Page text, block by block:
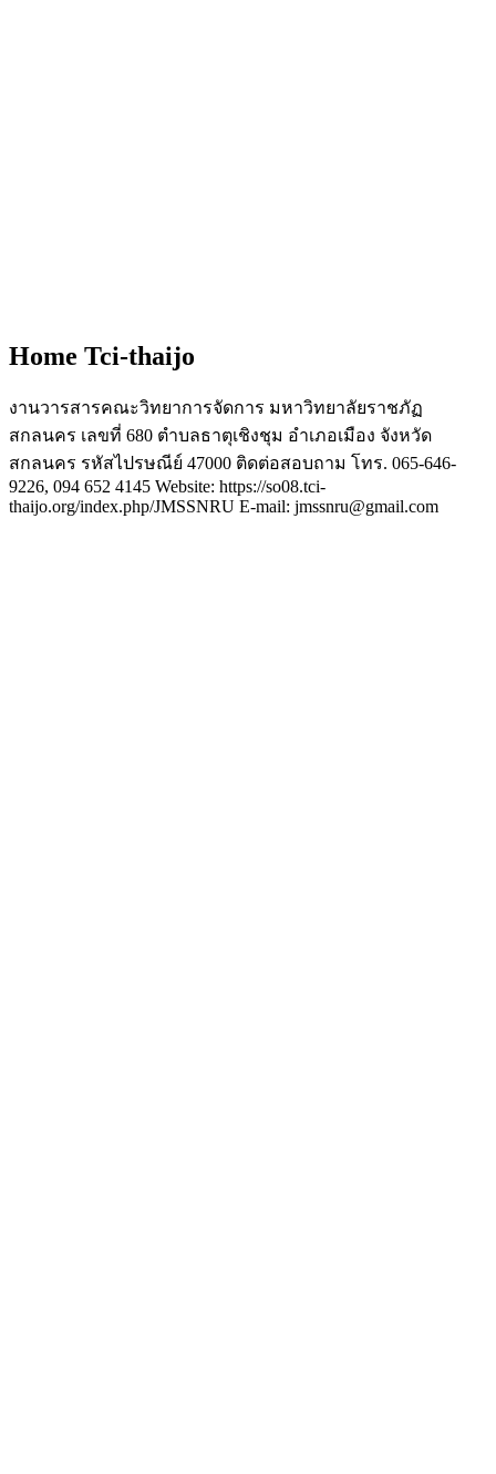
Home Tci-thaijo
งานวารสารคณะวิทยาการจัดการ มหาวิทยาลัยราชภัฏ
สกลนคร เลขที่ 680 ตำบลธาตุเชิงชุม อำเภอเมือง จังหวัด
สกลนคร รหัสไปรษณีย์ 47000 ติดต่อสอบถาม โทร. 065-646-
9226, 094 652 4145 Website: https://so08.tci-
thaijo.org/index.php/JMSSNRU E-mail: jmssnru@gmail.com